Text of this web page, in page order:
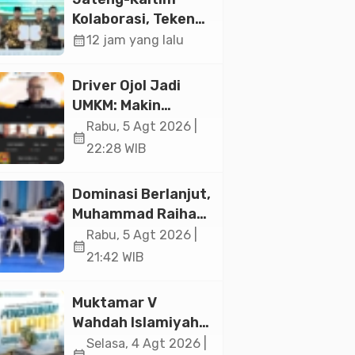
Jakarta
Kolaborasi, Teken
19 Kerja Sama
20,2 Triliun
calendar_month12 jam yang lalu
Driver Ojol Jadi
UMKM: Makin
Sejahtera atau
Merana? Ini
Paramadina
calendar_month
Rabu, 5 Agt 2026 |
22:28 WIB
Dominasi Berlanjut,
Muhammad Raihan
Fadila Sabet Emas
Kyorugi di Asian
Indonesia Open
2026
calendar_month
Rabu, 5 Agt 2026 |
21:42 WIB
Muktamar V
Wahdah Islamiyah
Akan Kukuhkan
Selasa, 4 Agt 2026 |